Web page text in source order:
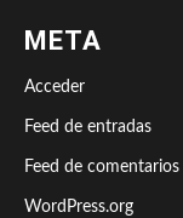
META
Acceder
Feed de entradas
Feed de comentarios
WordPress.org